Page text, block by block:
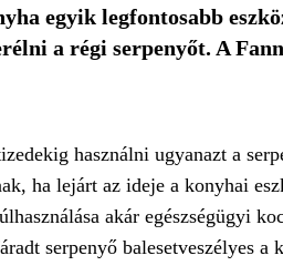
egyik legfontosabb
a régi serpenyőt. A
használni ugyanazt a
ha lejárt az ideje a konyhai
akár egészségügyi
serpenyő balesetveszélyes a